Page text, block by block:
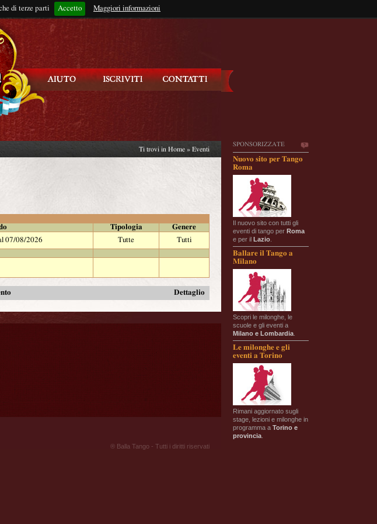
di terze parti Accetto Maggiori informazioni
Rimani connesso?
SPONSORIZZATE
Nuovo sito per Tango
Roma
Il nuovo sito con tutti gli
eventi di tango per Roma
e per il Lazio
Ballare il Tango a
Milano
Scopri le milonghe, le
scuole e gli eventi a
Milano e Lombardia
Le milonghe e gli
eventi a Torino
Rimani aggiornato sugli
stage, lezioni e milonghe in
programma a Torino e
provincia
Ti trovi in Home » Eventi
Tipologia
Genere
07/08/2026 Tutte
Tutti
Dettaglio
® Balla Tango - Tutti i diritti riservati